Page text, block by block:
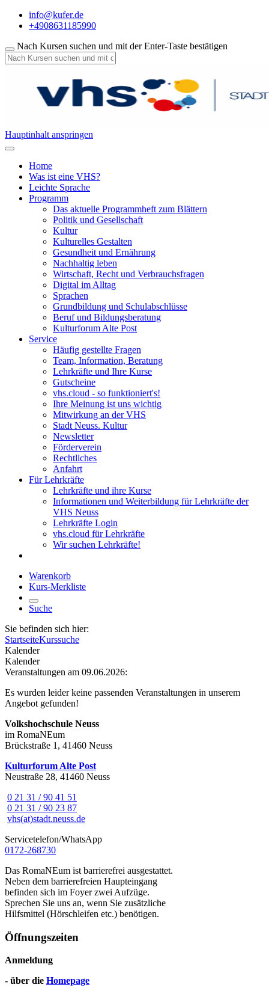
info@kufer.de
+4908631185990
Nach Kursen suchen und mit der Enter-Taste bestätigen
Hauptinhalt anspringen
Home
Was ist eine VHS?
Leichte Sprache
Programm
Das aktuelle Programmheft zum Blättern
Politik und Gesellschaft
Kultur
Kulturelles Gestalten
Gesundheit und Ernährung
Nachhaltig leben
Wirtschaft, Recht und Verbrauchsfragen
Digital im Alltag
Sprachen
Grundbildung und Schulabschlüsse
Beruf und Bildungsberatung
Kulturforum Alte Post
Service
Häufig gestellte Fragen
Team, Information, Beratung
Lehrkräfte und Ihre Kurse
Gutscheine
vhs.cloud - so funktioniert's!
Ihre Meinung ist uns wichtig
Mitwirkung an der VHS
Stadt Neuss. Kultur
Newsletter
Förderverein
Rechtliches
Anfahrt
Für Lehrkräfte
Lehrkräfte und ihre Kurse
Informationen und Weiterbildung für Lehrkräfte der
VHS Neuss
Lehrkräfte Login
vhs.cloud für Lehrkräfte
Wir suchen Lehrkräfte!
Warenkorb
Kurs-Merkliste
Suche
Sie befinden sich hier:
StartseiteKurssuche
Kalender
Kalender
Veranstaltungen am 09.06.2026:
Es wurden leider keine passenden Veranstaltungen in unserem
Angebot gefunden!
Volkshochschule Neuss
im RomaNEum
Brückstraße 1, 41460 Neuss
Kulturforum Alte Post
Neustraße 28, 41460 Neuss
0 21 31 / 90 41 51
0 21 31 / 90 23 87
vhs(at)stadt.neuss.de
Servicetelefon/WhatsApp
0172-268730
Das RomaNEum ist barrierefrei ausgestattet.
Neben dem barrierefreien Haupteingang
befinden sich im Foyer zwei Aufzüge.
Sprechen Sie uns an, wenn Sie zusätzliche
Hilfsmittel (Hörschleifen etc.) benötigen.
Öffnungszeiten
Anmeldung
- über die Homepage